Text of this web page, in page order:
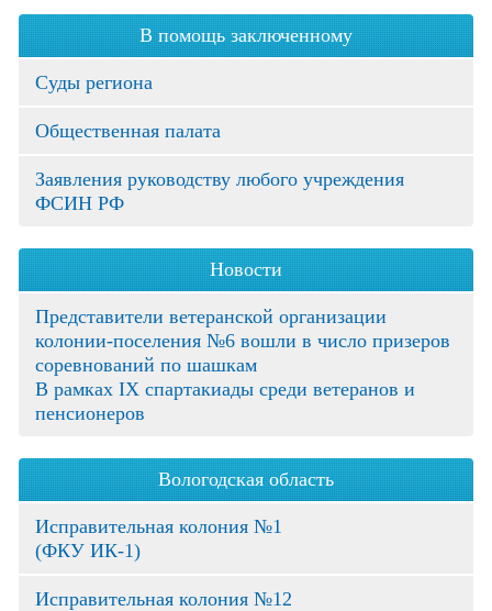
В помощь заключенному
Суды региона
Общественная палата
Заявления руководству любого учреждения
ФСИН РФ
Новости
Представители ветеранской организации
колонии-поселения №6 вошли в число призеров
соревнований по шашкам
В рамках IX спартакиады среди ветеранов и
пенсионеров
Вологодская область
Исправительная колония №1
(ФКУ ИК-1)
Исправительная колония №12